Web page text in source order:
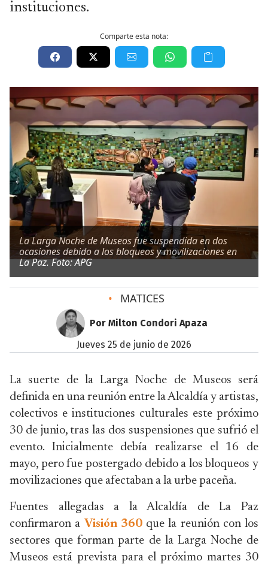
instituciones.
Comparte esta nota:
La Larga Noche de Museos fue suspendida en dos
ocasiones debido a los bloqueos y movilizaciones en
La Paz. Foto: APG
• MATICES
Por Milton Condori Apaza
jueves 25 de junio de 2026
La suerte de la Larga Noche de Museos será
definida en una reunión entre la Alcaldía y artistas,
colectivos e instituciones culturales este próximo
30 de junio, tras las dos suspensiones que sufrió el
evento. Inicialmente debía realizarse el 16 de
mayo, pero fue postergado debido a los bloqueos y
movilizaciones que afectaban a la urbe paceña.
Fuentes allegadas a la Alcaldía de La Paz
confirmaron a Visión 360que la reunión con los
sectores que forman parte de la Larga Noche de
Museos está prevista para el próximo martes 30